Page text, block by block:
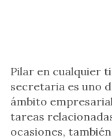
Pilar en cualquier
secretaria es uno
ámbito
tareas
ocasiones,